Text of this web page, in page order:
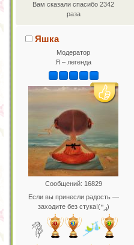
Вам сказали спасибо 2342
раза
Яшка
Модератор
Я – легенда
Сообщений: 16829
Если вы принесли радость —
заходите без стука!(ړײ)